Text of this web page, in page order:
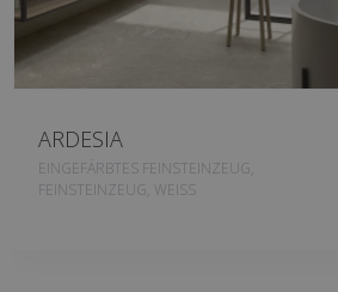
ARDESIA
EINGEFÄRBTES FEINSTEINZEUG,
FEINSTEINZEUG, WEISS